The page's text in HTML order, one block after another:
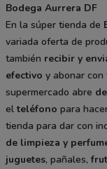
Bodega Aurrera DF
En la súper tienda de
variada oferta de
también recibir y
efectivo y abonar
supermercado abre
elteléfono para
tienda para dar con
de limpieza y
juguetes, pañales,